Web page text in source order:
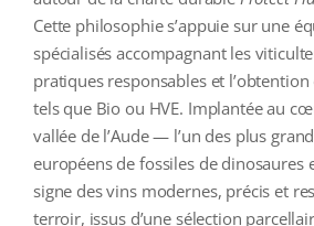
Cette philosophie s’appuie sur une
spécialisés accompagnant les
pratiques responsables et
tels que Bio ou HVE. Implantée au
vallée de l’Aude — l’un des plus
européens de fossiles de
signe des vins modernes, précis et
terroir, issus d’une sélection